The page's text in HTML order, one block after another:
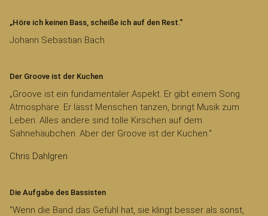
„Höre ich keinen Bass, scheiße ich auf den Rest.“
Johann Sebastian Bach
Der Groove ist der Kuchen
„Groove ist ein fundamentaler Aspekt. Er gibt einem Song
Atmosphäre. Er lässt Menschen tanzen, bringt Musik zum
Leben. Alles andere sind tolle Kirschen auf dem
Sahnehäubchen. Aber der Groove ist der Kuchen.“
Chris Dahlgren
Die Aufgabe des Bassisten
"Wenn die Band das Gefühl hat, sie klingt besser als sonst,